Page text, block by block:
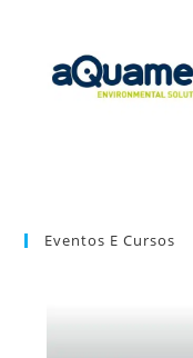
Eventos E Cursos